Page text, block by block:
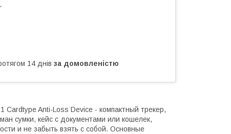
14 днів за домовленістю
Anti-Loss Device - компактный трекер,
сумки, кейс с документами или кошелек,
и не забыть взять с собой. Основные